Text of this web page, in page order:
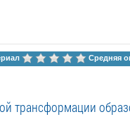
Средняя
трансформации